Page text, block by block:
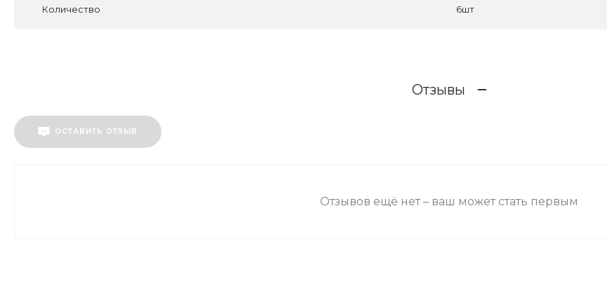
Количество 6шт
Отзывы
ОСТАВИТЬ ОТЗЫВ
Отзывов ещё нет – ваш может стать первым